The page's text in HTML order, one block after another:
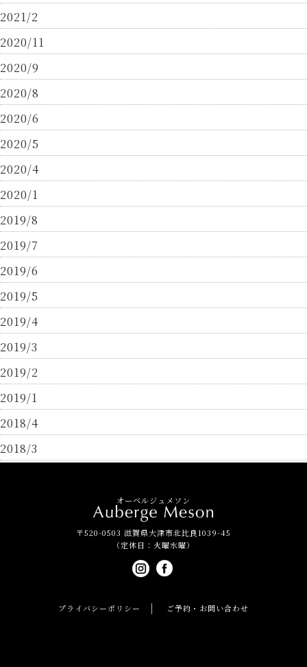
2021/2
2020/11
2020/9
2020/8
2020/6
2020/5
2020/4
2020/1
2019/8
2019/7
2019/6
2019/5
2019/4
2019/3
2019/2
2019/1
2018/4
2018/3
オーベルジュメソン
〒520-0503 滋賀県大津市北比良1039-45
（定休日：火曜水曜）
プライバシーポリシー ご予約・お問い合わせ